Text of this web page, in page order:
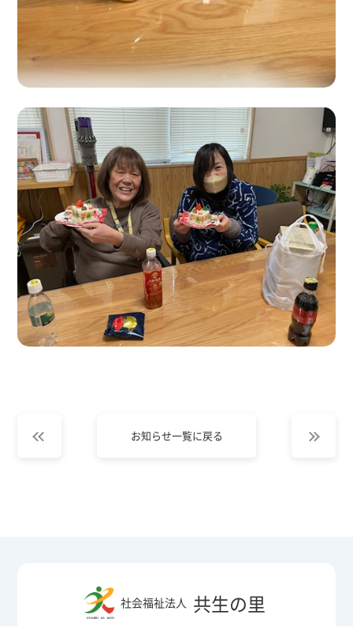
お知らせ一覧に戻る
社会福祉法人 共生の里